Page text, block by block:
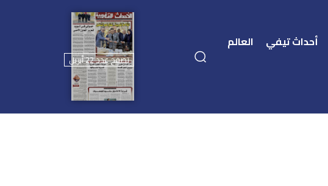
أحداث تيفي
العالم
تصفح عدد 22 أبريل